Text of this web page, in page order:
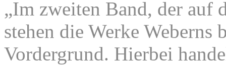
„Im zweiten Band, der auf
stehen die Werke Weberns
Vordergrund. Hierbei